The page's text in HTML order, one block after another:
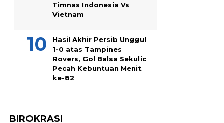
Timnas Indonesia Vs
Vietnam
Hasil Akhir Persib Unggul
1-0 atas Tampines
Rovers, Gol Balsa Sekulic
Pecah Kebuntuan Menit
ke-82
BIROKRASI